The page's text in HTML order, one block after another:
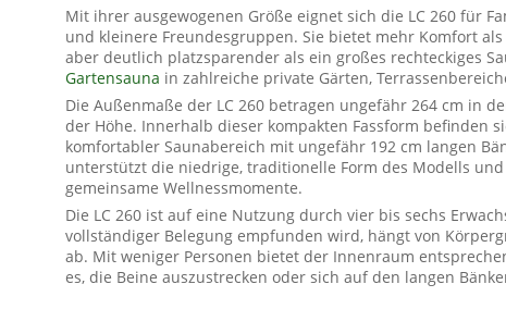
Mit ihrer ausgewogenen Größe eignet sich die LC 260 für
und kleinere Freundesgruppen. Sie bietet mehr Komfort
aber deutlich platzsparender als ein großes rechteckiges
Gartensauna in zahlreiche private Gärten,
Die Außenmaße der LC 260 betragen ungefähr 264 cm in
der Höhe. Innerhalb dieser kompakten Fassform befinden
komfortabler Saunabereich mit ungefähr 192 cm langen
unterstützt die niedrige, traditionelle Form des Modells
gemeinsame Wellnessmomente.
Die LC 260 ist auf eine Nutzung durch vier bis sechs
vollständiger Belegung empfunden wird, hängt von
ab. Mit weniger Personen bietet der Innenraum
es, die Beine auszustrecken oder sich auf den langen